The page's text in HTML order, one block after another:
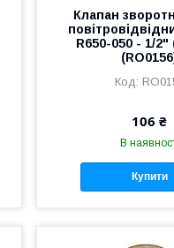
Клапан
R650-050 - 1/2"
106 ₴
В
Купити